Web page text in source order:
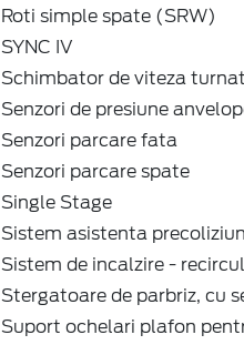
Roti simple spate (SRW)
SYNC IV
Schimbator de viteza turnat
Senzori de presiune
Senzori parcare fata
Senzori parcare spate
Single Stage
Sistem asistenta
Sistem de incalzire -
Stergatoare de parbriz, cu
Suport ochelari plafon